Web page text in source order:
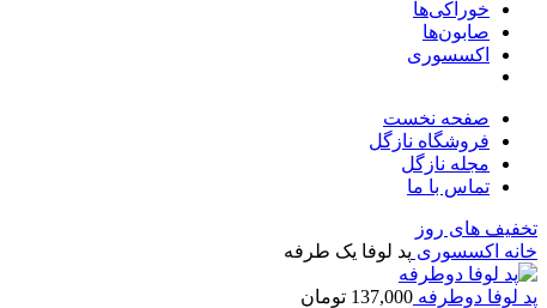
خوراکی‌ها
صابون‌ها
اکسسوری
صفحه نخست
فروشگاه نازگل
مجله نازگل
تماس با ما
تخفیف های روز
خانه اکسسوری پد لوفا یک طرفه
پد لوفا دوطرفه 137,000 تومان